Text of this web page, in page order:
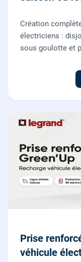
Création
électriciens :
sous goulotte et
Prise
véhicule